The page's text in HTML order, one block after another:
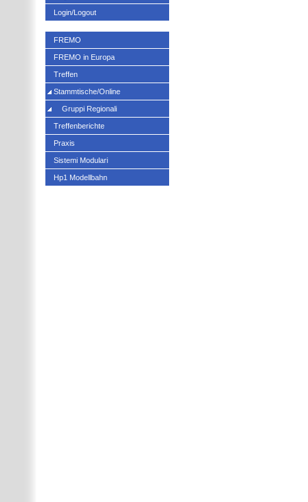
Login/Logout
FREMO
FREMO in Europa
Treffen
Stammtische/Online
Gruppi Regionali
Treffenberichte
Praxis
Sistemi Modulari
Hp1 Modellbahn